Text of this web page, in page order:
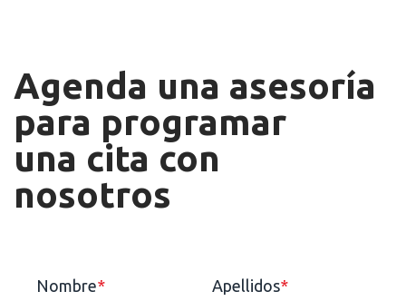
Agenda una asesoría
para programar
una cita con
nosotros
Nombre* Apellidos*